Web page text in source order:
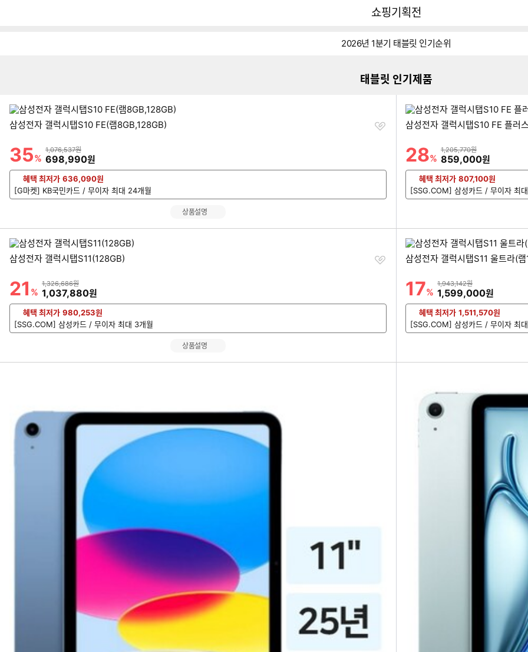
다나와
쇼핑기획전
2026년 1분기 태블릿 인기순위
태블릿 인기제품
삼성전자 갤럭시탭S10 FE(램8GB,128GB)
할인률
35%
상품금액
1,076,537원
할인금액
698,990원
찜
혜택 최저가 636,090원
[G마켓] KB국민카드 / 무이자 최대 24개월
상품설명
삼성전자 갤럭시탭S10 FE 플러
할인률
28%
상품금액
1,205,770원
할인금액
859,000원
혜택 최저가 807,100원
[SSG.COM] 삼성카드 / 무이자 최
삼성전자 갤럭시탭S11(128GB)
할인률
21 %
상품금액
1,326,686원
할인금액
1,037,880원
찜
혜택 최저가 980,253원
[SSG.COM] 삼성카드 / 무이자 최대 3개월
상품설명
삼성전자 갤럭시탭S11 울트라(
할인률
17%
상품금액
1,943,142원
할인금액
1,599,000원
혜택 최저가 1,511,570원
[SSG.COM] 삼성카드 / 무이자 최